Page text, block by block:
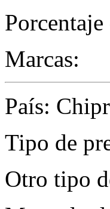
Marcas:
País:
Tipo de
Otro tipo